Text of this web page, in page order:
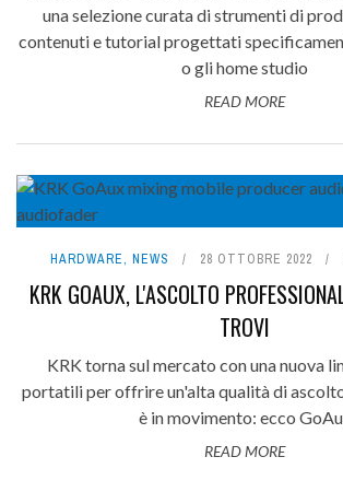
una selezione curata di strumenti di
contenuti e tutorial progettati
o gli home studio
READ MORE
HARDWARE, NEWS 28 OTTOBRE 2022
KRK GOAUX, L'ASCOLTO
TROVI
KRK torna sul mercato con una nuova
portatili per offrire un'alta qualità di
è in movimento: ecco
READ MORE